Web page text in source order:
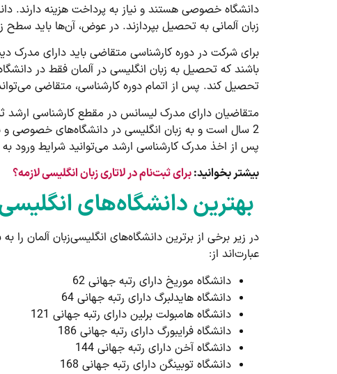
دانشگاه خصوصی هستند و نیاز به پرداخت هزینه دارند.
زبان آلمانی به تحصیل بپردازند. در عوض، آن‌ها باید سطح
باشند که تحصیل به زبان انگلیسی در آلمان فقط در
تحصیل کند. پس از اتمام دوره کارشناسی، متقاضی
2 سال است و به زبان انگلیسی در دانشگاه‌های خصوصی
پس از اخذ مدرک کارشناسی ارشد می‌توانید شرایط ورود به
بیشتر بخوانید:برای ثبت‌نام در لاتاری زبان انگلیسی لازمه؟
بهترین دانشگاه‌های
در زیر برخی از برترین دانشگاه‌های انگلیسی‌زبان آلمان را
عبارت‌اند از:
دانشگاه موریخ دارای رتبه جهانی 62
دانشگاه هایدلبرگ دارای رتبه جهانی 64
دانشگاه هامبولت برلین دارای رتبه جهانی 121
دانشگاه فرایبورگ دارای رتبه جهانی 186
دانشگاه آخن دارای رتبه جهانی 144
دانشگاه توبینگن دارای رتبه جهانی 168